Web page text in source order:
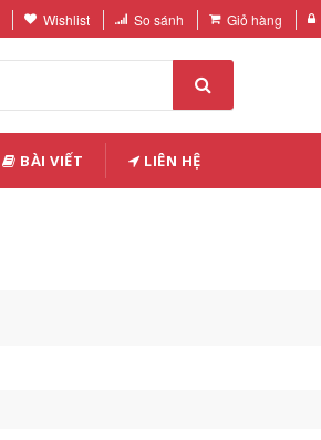
Wishlist So sánh Giỏ hàng
BÀI VIẾT LIÊN HỆ